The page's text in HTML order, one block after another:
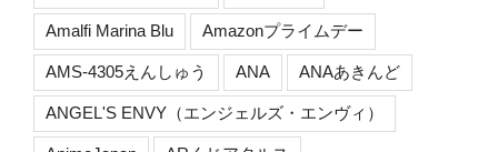
Amalfi Marina Blu Amazonプライムデー
AMS-4305えんしゅう ANA ANAあきんど
ANGEL'S ENVY（エンジェルズ・エンヴィ）